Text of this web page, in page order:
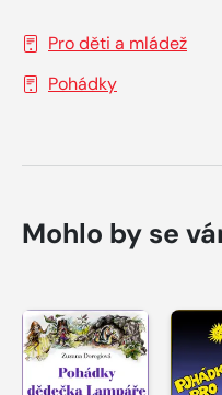
Pro děti a mládež
Pohádky
Mohlo by se